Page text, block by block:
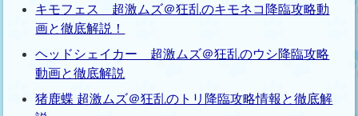
キモフェス 超激ムズ＠狂乱のキモネコ降臨攻略動
画と徹底解説！
ヘッドシェイカー 超激ムズ＠狂乱のウシ降臨攻略
動画と徹底解説
猪鹿蝶 超激ムズ＠狂乱のトリ降臨攻略情報と徹底解